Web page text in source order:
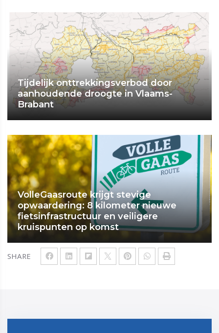
SHARE
Tijdelijk onttrekkingsverbod door
aanhoudende droogte in Vlaams-
Brabant
VolleGaasroute krijgt stevige
opwaardering: 8 kilometer nieuwe
fietsinfrastructuur en veiligere
kruispunten op komst